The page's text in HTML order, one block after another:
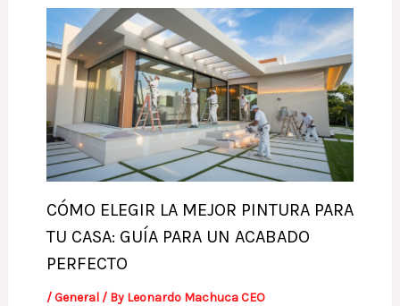
CÓMO ELEGIR LA MEJOR PINTURA PARA
TU CASA: GUÍA PARA UN ACABADO
PERFECTO
/General/ By Leonardo Machuca CEO